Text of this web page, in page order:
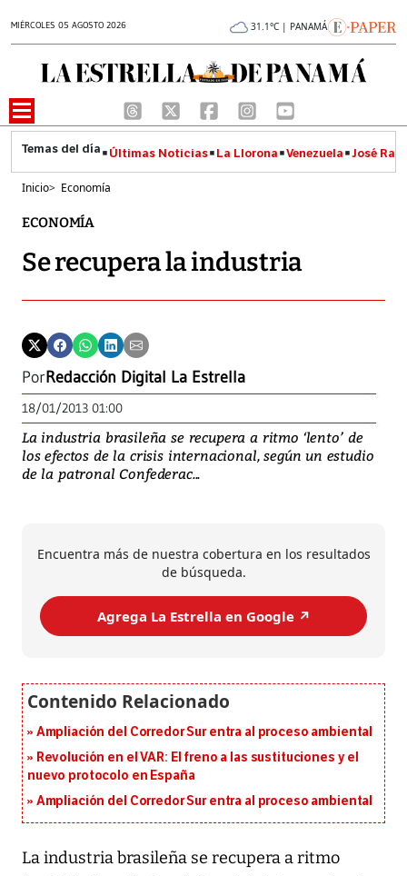
MIÉRCOLES 05 AGOSTO 2026 31.1°C | PANAMÁ
Últimas Noticias La Llorona Venezuela José
Inicio> Economía
ECONOMÍA
Se recupera la industria
PorRedacción Digital La Estrella
18/01/2013 01:00
La industria brasileña se recupera a ritmo ‘lento’ de
los efectos de la crisis internacional, según un estudio
de la patronal Confederac...
Encuentra más de nuestra cobertura en los resultados
de búsqueda.
Agrega La Estrella en Google ↗️
Ampliación del Corredor Sur entra al proceso ambiental
Revolución en el VAR: El freno a las sustituciones y el
nuevo protocolo en España
Ampliación del Corredor Sur entra al proceso ambiental
La industria brasileña se recupera a ritmo